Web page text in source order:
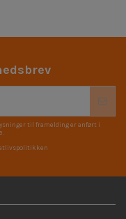
til framelding er anført i